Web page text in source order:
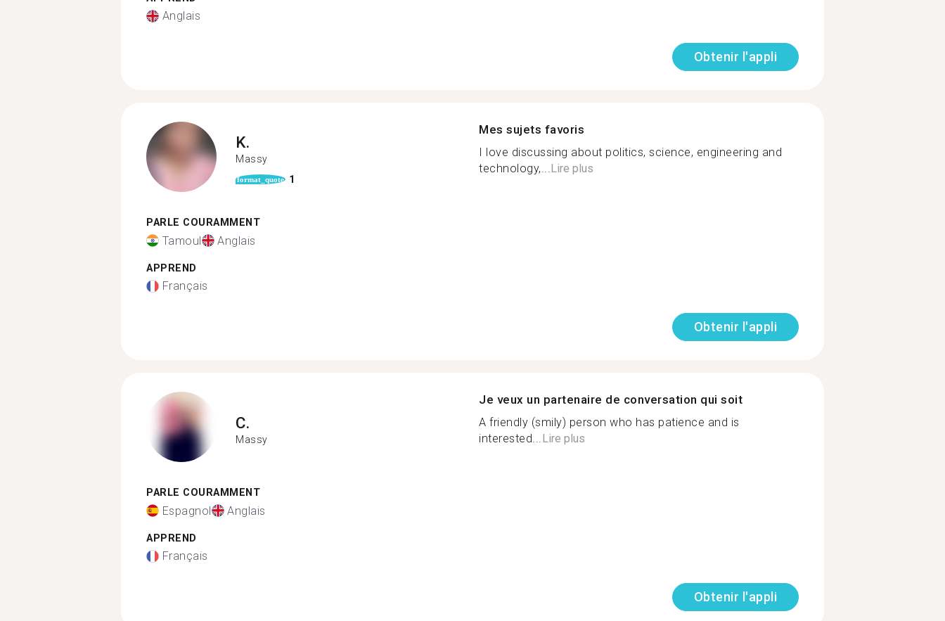
Anglais
Obtenir l'appli
K.
Massy
format_quote 1
PARLE COURAMMENT
Tamoul Anglais
APPREND
Français
Mes sujets favoris
I love discussing about politics, science, engineering and
technology,...Lire plus
Obtenir l'appli
C.
Massy
PARLE COURAMMENT
Espagnol Anglais
APPREND
Français
Je veux un partenaire de conversation qui soit
A friendly (smily) person who has patience and is
interested...Lire plus
Obtenir l'appli